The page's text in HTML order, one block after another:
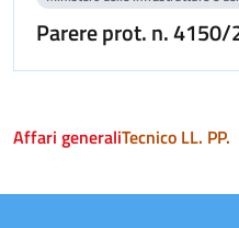
Parere prot. n.
Affari generaliTecnico LL. PP.